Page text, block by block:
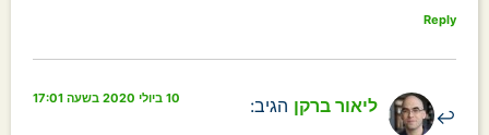
Reply
ליאור ברקן הגיב: 10 ביולי 2020 בשעה 17:01